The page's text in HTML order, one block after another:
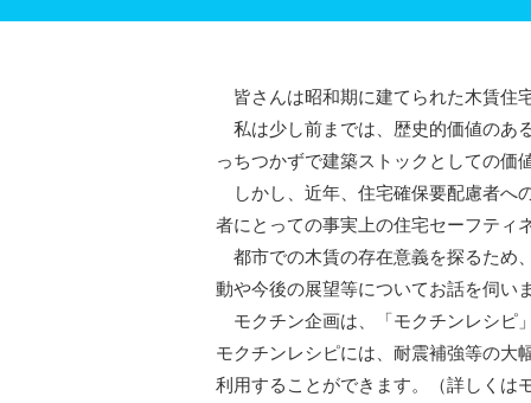
皆さんは昭和期に建てられた木賃住
私は少し前までは、歴史的価値のあ
っちつかずで建築ストックとしての価
しかし、近年、住宅確保要配慮者へ
者にとっての事実上の住宅セーフティ
都市での木賃の存在意義を探るため
動や今後の展望等についてお話を伺いま
モクチン企画は、「モクチンレシピ
モクチンレシピには、耐震補強等の大
利用することができます。（詳しく